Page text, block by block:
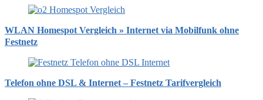
WLAN Homespot Vergleich » Internet via Mobilfunk ohne
Festnetz
Telefon ohne DSL & Internet – Festnetz Tarifvergleich